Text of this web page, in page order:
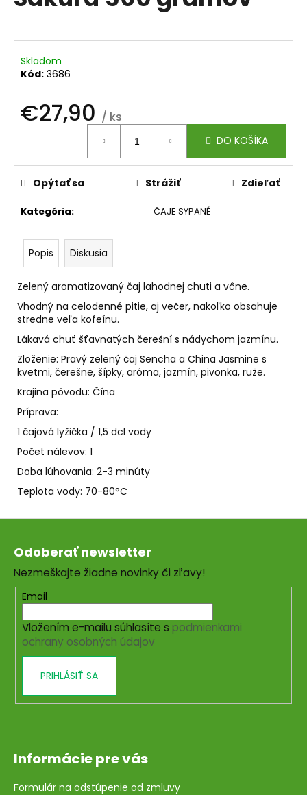
5
hviezdičiek.
Skladom
Kód: 3686
€27,90 / ks
DO KOŠÍKA
Kategória: ČAJE SYPANÉ
Opýtať sa Strážiť Zdieľať
Popis Diskusia
Zelený aromatizovaný čaj lahodnej chuti a vône.
Vhodný na celodenné pitie, aj večer, nakoľko obsahuje
stredne veľa kofeínu.
Lákavá chuť šťavnatých čerešní s nádychom jazmínu.
Zloženie: Pravý zelený čaj Sencha a China Jasmine s
kvetmi, čerešne, šípky, aróma, jazmín, pivonka, ruže.
Krajina pôvodu: Čína
Príprava:
1 čajová lyžička / 1,5 dcl vody
Počet nálevov: 1
Doba lúhovania: 2-3 minúty
Teplota vody: 70-80°C
j
s
ť
?
HĽADAŤ
O
o
r
ú
č
a
m
e
LEV
-
SVIEČKA
K
ZNAMENIU
ZVEROKRUHU
Z
PALMOVÉHO
VOSKU
Z
Odoberať newsletter
Nezmeškajte žiadne novinky či zľavy!
Email
Vložením e-mailu súhlasíte s podmienkami
ochrany osobných údajov
PRIHLÁSIŤ SA
Informácie pre vás
Formulár na odstúpenie od zmluvy